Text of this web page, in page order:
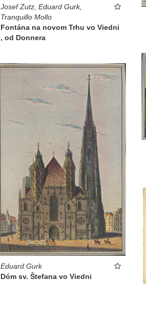
Josef Zutz, Eduard Gurk,
Tranquillo Mollo
Fontána na novom Trhu vo Viedni
, od Donnera
Eduard Gurk
Dóm sv. Štefana vo Viedni